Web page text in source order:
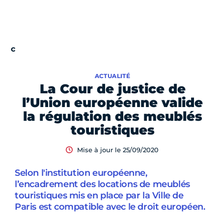
La Cour de justice de
l’Union européenne valide
la régulation des meublés
touristiques
ACTUALITÉ
Mise à jour le 25/09/2020
Selon l'institution européenne,
l’encadrement des locations de meublés
touristiques mis en place par la Ville de
Paris est compatible avec le droit européen.